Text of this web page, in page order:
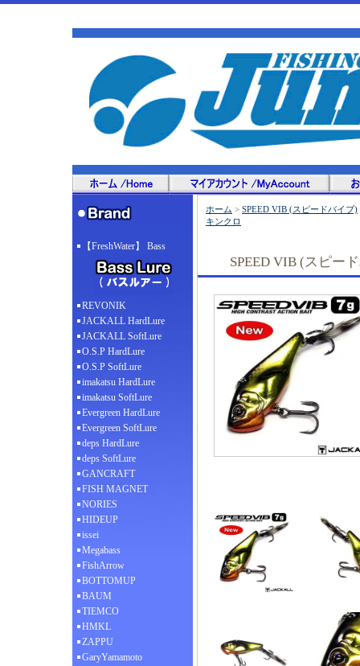
【FreshWater】 Bass
REVONIK
JACKALL HardLure
JACKALL SoftLure
O.S.P HardLure
O.S.P SoftLure
imakatsu HardLure
imakatsu SoftLure
Evergreen HardLure
Evergreen SoftLure
deps HardLure
deps SoftLure
GANCRAFT
FISH MAGNET
NORIES
HIDEUP
issei
Megabass
FishArrow
BOTTOMUP
BAUM
TIEMCO
HMKL
ZAPPU
GaryYamamoto
ホーム > SPEED VIB (スピードバイブ)
キンクロ
SPEED VIB (スピー